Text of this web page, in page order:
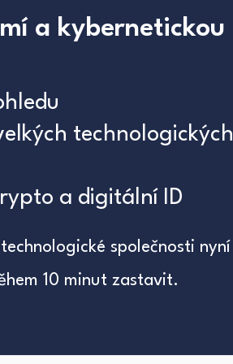
a kybernetickou
technologických
a digitální ID
společnosti nyní
10 minut zastavit.